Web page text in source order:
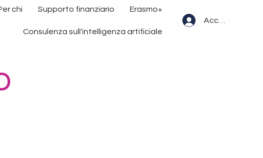
Accedi
chi Supporto finanziario Erasmo+
Consulenza sull'intelligenza artificiale